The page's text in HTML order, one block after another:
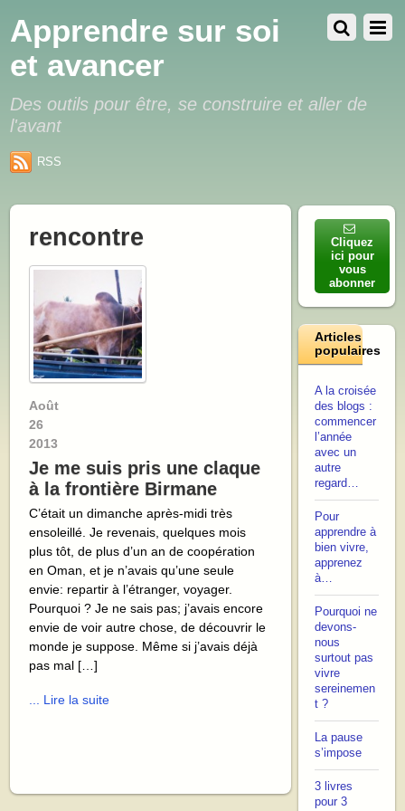
Apprendre sur soi
et avancer
Des outils pour être, se construire et aller de
l'avant
RSS
rencontre
Août
26
2013
Je me suis pris une claque
à la frontière Birmane
C’était un dimanche après-midi très
ensoleillé. Je revenais, quelques mois
plus tôt, de plus d’un an de coopération
en Oman, et je n’avais qu’une seule
envie: repartir à l’étranger, voyager.
Pourquoi ? Je ne sais pas; j’avais encore
envie de voir autre chose, de découvrir le
monde je suppose. Même si j’avais déjà
pas mal […]
... Lire la suite
Cliquez
ici pour
vous
abonner
Articles
populaires
A la croisée
des blogs :
commencer
l’année
avec un
autre
regard…
Pour
apprendre à
bien vivre,
apprenez
à…
Pourquoi ne
devons-
nous
surtout pas
vivre
sereinemen
t ?
La pause
s’impose
3 livres
pour 3